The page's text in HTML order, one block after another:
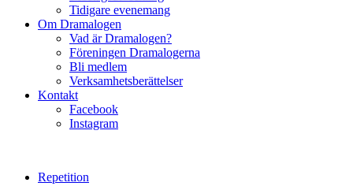
Tidigare evenemang
Om Dramalogen
Vad är Dramalogen?
Föreningen Dramalogerna
Bli medlem
Verksamhetsberättelser
Kontakt
Facebook
Instagram
Repetition